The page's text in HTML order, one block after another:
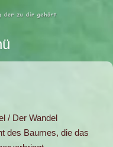
/ Der Wandel
des Baumes, die das